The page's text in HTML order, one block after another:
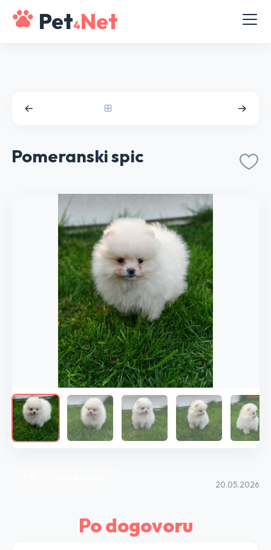
Pet4Net
Pomeranski spic
20.05.2026
Po dogovoru